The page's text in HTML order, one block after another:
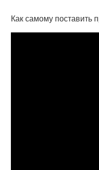
Как самому поставить